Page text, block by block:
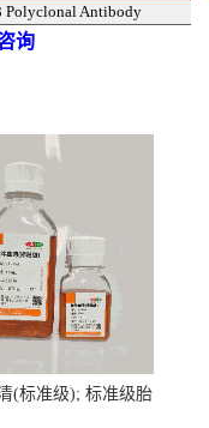
Polyclonal Antibody
询
(标准级); 标准级胎